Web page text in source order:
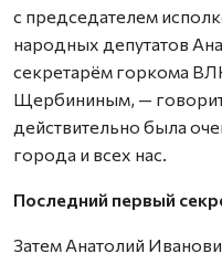
с председателем
народных депутатов
секретарём горкома
Щербининым, —
действительно была
города и всех нас.
Последний первый
Затем Анатолий